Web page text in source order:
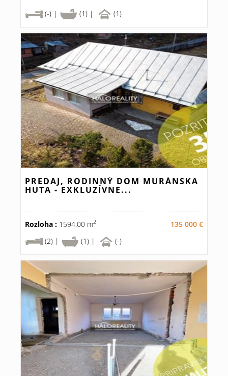
(-) |
(1) | (1)
PREDAJ, RODINNÝ DOM MURÁNSKA
HUTA - EXKLUZÍVNE...
Rozloha : 1594.00 m2
135 000 €
(2) |
(1) | (-)